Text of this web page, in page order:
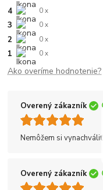
4 0 x
3 0 x
2 0 x
1 0 x
Ako overíme hodnotenie?
Overený zákazník
Nemôžem si
Overený zákazník